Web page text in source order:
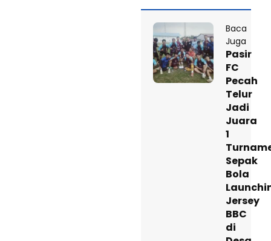
Baca
Juga
Pasir
FC
Pecah
Telur
Jadi
Juara
1
Sepak
Bola
Jersey
BBC
di